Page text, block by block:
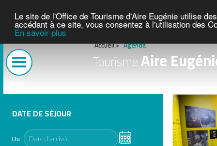
Le site de l'Office de Tourisme d'Aire Eugénie utilise
accédant à ce site, vous consentez à l'utilisation des
En savoir plus
TourismeAire
2 Accueil Agenda
DATE DE SÉJOUR
Du